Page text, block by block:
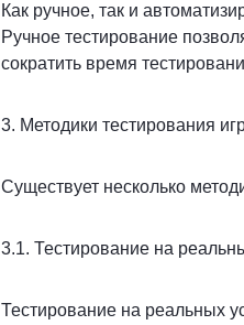
Как ручное, так и
Ручное тестирование
сократить время
3. Методики тестирования
Существует несколько
3.1. Тестирование на
Тестирование на реальных